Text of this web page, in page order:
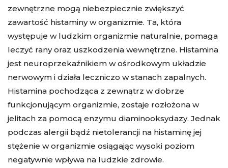
zewnętrzne mogą niebezpiecznie zwiększyć
zawartość histaminy w organizmie. Ta, która
występuje w ludzkim organizmie naturalnie, pomaga
leczyć rany oraz uszkodzenia wewnętrzne. Histamina
jest neuroprzekaźnikiem w ośrodkowym układzie
nerwowym i działa leczniczo w stanach zapalnych.
Histamina pochodząca z zewnątrz w dobrze
funkcjonującym organizmie, zostaje rozłożona w
jelitach za pomocą enzymu diaminooksydazy. Jednak
podczas alergii bądź nietolerancji na histaminę jej
stężenie w organizmie osiągając wysoki poziom
negatywnie wpływa na ludzkie zdrowie.